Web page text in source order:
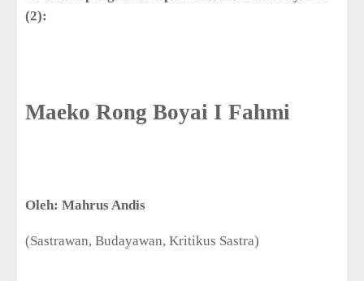
(2):
Maeko Rong Boyai I Fahmi
Oleh: Mahrus Andis
(Sastrawan, Budayawan, Kritikus Sastra)